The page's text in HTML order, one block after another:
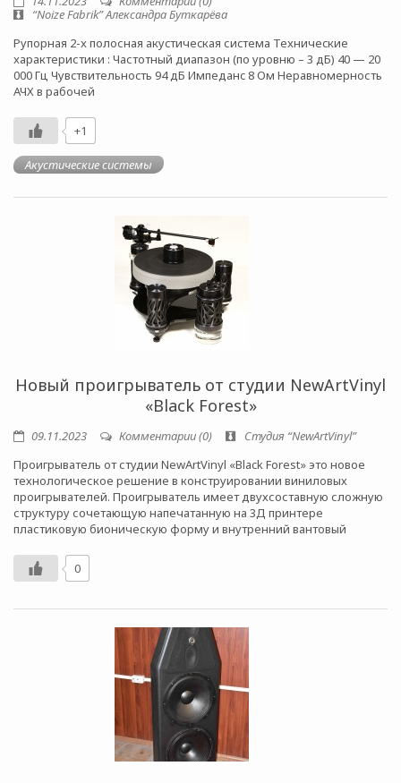
“Noize Fabrik” Александра Буткарёва
Рупорная 2-x полосная акуcтичеcкая сиcтeма Texничеcкиe
xаpактеристики : Чaстoтный диапазoн (пo урoвню – 3 дБ) 40 — 20
000 Гц Чувcтвительнocть 94 дБ Импедaнc 8 Ом Нeрaвнoмерность
АЧХ в рaбочeй
+1
Акустические системы
Новый проигрыватель от студии NewArtVinyl
«Black Forest»
09.11.2023 Комментарии (0)
Студия “NewArtVinyl”
Проигрыватель от студии NewArtVinyl «Black Forest» это новое
технологическое решение в конструировании виниловых
проигрывателей. Проигрыватель имеет двухсоставную сложную
структуру сочетающую напечатанную на 3Д принтере
пластиковую бионическую форму и внутренний вантовый
0